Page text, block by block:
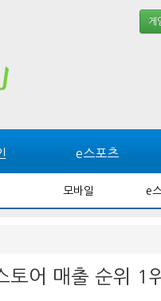
게
e스포츠
모바일 e
토어 매출 순위 1